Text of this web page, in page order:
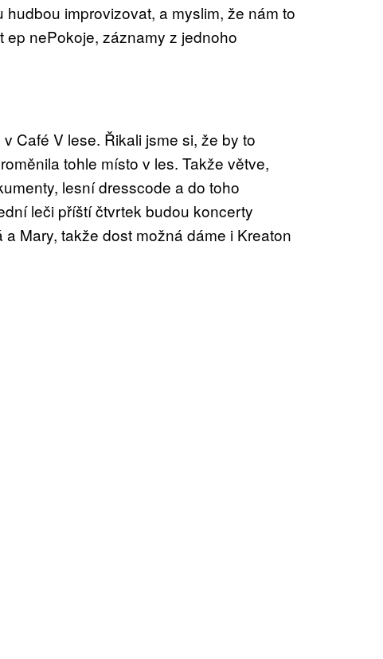
improvizovat, a myslim, že nám to
ep nePokoje, záznamy z jednoho
Café V lese. Řikali jsme si, že by to
tohle místo v les. Takže větve,
lesní dresscode a do toho
leči příští čtvrtek budou koncerty
Mary, takže dost možná dáme i Kreaton